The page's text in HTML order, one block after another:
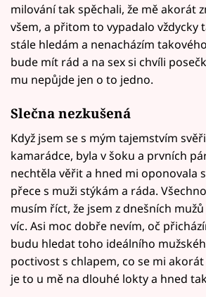
milování tak spěchali, že mě akorát
všem, a přitom to vypadalo vždycky
stále hledám a nenacházím
bude mít rád a na sex si chvíli
mu nepůjde jen o to jedno.
Slečna nezkušená
Když jsem se s mým tajemstvím
kamarádce, byla v šoku a prvních
nechtěla věřit a hned mi oponovala
přece s muži stýkám a ráda.
musím říct, že jsem z dnešních
víc. Asi moc dobře nevím, oč
budu hledat toho ideálního
poctivost s chlapem, co se mi akorát
je to u mě na dlouhé lokty a hned